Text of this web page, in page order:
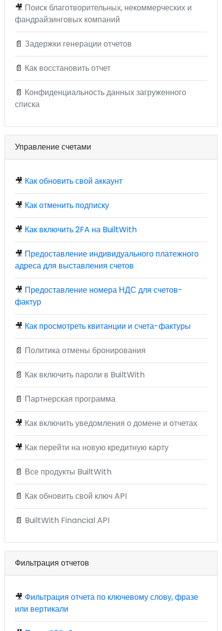
🎥 Поиск благотворительных, некоммерческих и
фандрайзинговых компаний
📄 Задержки генерации отчетов
📄 Как восстановить отчет
📄 Конфиденциальность данных загруженного
списка
Управление счетами
🎥 Как обновить свой аккаунт
🎥 Как отменить подписку
🎥 Как включить 2FA на BuiltWith
🎥 Предоставление индивидуального платежного
адреса для выставления счетов
🎥 Предоставление номера НДС для счетов-
фактур
🎥 Как просмотреть квитанции и счета-фактуры
📄 Политика отмены бронирования
📄 Как включить пароли в BuiltWith
📄 Партнерская программа
🎥 Как включить уведомления о домене и отчетах
🎥 Как перейти на новую кредитную карту
📄 Все продукты BuiltWith
📄 Как обновить свой ключ API
📄 BuiltWith Financial API
Фильтрация отчетов
🎥 Фильтрация отчета по ключевому слову, фразе
или вертикали